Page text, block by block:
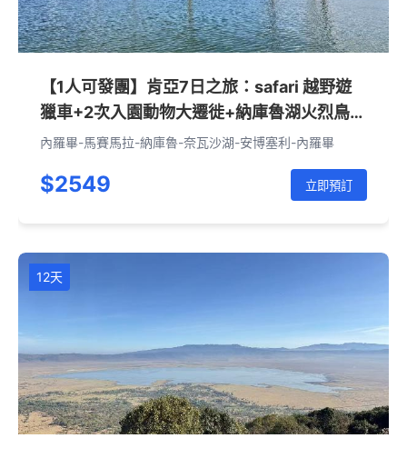
【1人可發團】肯亞7日之旅：safari 越野遊
獵車+2次入園動物大遷徙+納庫魯湖火烈鳥
+乞力馬扎羅雪山（內羅畢進出）
內羅畢-馬賽馬拉-納庫魯-奈瓦沙湖-安博塞利-內羅畢
$2549 立即預訂
12天